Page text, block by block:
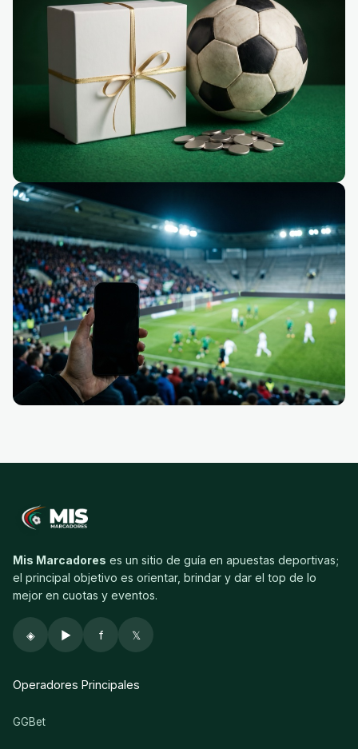
Mis Marcadores es un sitio de guía en apuestas deportivas;
el principal objetivo es orientar, brindar y dar el top de lo
mejor en cuotas y eventos.
◈ ▶ f 𝕏
Operadores Principales
GGBet